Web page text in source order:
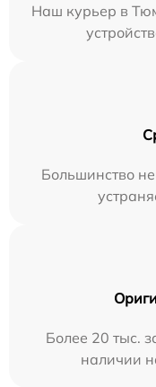
Наш курьер в
Большинство
Более 20 тыс.
наличии